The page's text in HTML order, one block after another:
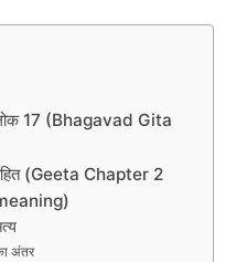
17 (Bhagavad Gita
(Geeta Chapter 2
अंतर